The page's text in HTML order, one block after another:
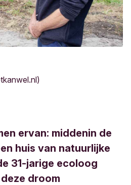
ervan: middenin de
huis van natuurlijke
31-jarige ecoloog
droom